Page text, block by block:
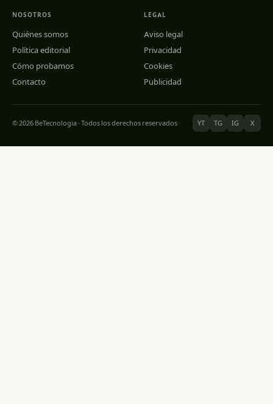
NOSOTROS
Quiénes somos
Política editorial
Cómo probamos
Contacto
LEGAL
Aviso legal
Privacidad
Cookies
Publicidad
© 2026 BeTecnologia · Todos los derechos reservados YT TG IG X